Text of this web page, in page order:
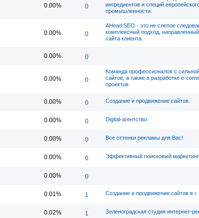
0.00% 0
ингредиентов и специй
промышленности.
0.00% 0
AHead:SEO - это не слепое
комплексный подход,
сайта клиента.
0.00% 0
0.00% 0
Команда профессионалов с
сайтов, а также в разработке e-
проектов
0.00% 0 Создание и продвижение сайтов.
0.00% 0 Digital-агентство
0.00% 0 Все оттенки рекламы для Вас!
0.00% 0 Эффективный поисковый маркетинг:
0.00% 0
0.01% 1 Создание и продвижение сайтов в
0.02% 1 Зеленоградская студия интернет-